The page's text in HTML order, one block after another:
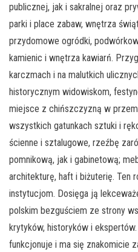
publicznej, jak i sakralnej oraz
parki i place zabaw, wnętrza
przydomowe ogródki,
kamienic i wnętrza kawiarń.
karczmach i na malutkich
historycznym widowiskom,
miejsce z chińszczyzną w
wszystkich gatunkach sztuki i
ścienne i sztalugowe, rzeźbę
pomnikową, jak i gabinetową;
architekturę, haft i biżuterię. Ten
instytucjom. Dosięga ją
polskim bezguściem ze strony
krytyków, historyków i
funkcjonuje i ma się znakomicie